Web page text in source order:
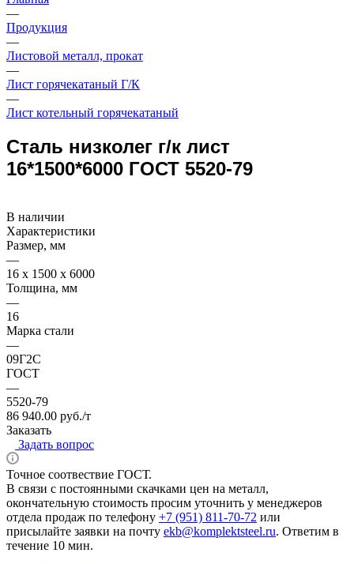
—
Продукция
—
Листовой металл, прокат
—
Лист горячекатаный Г/К
—
Лист котельный горячекатаный
Сталь низколег г/к лист
16*1500*6000 ГОСТ 5520-79
В наличии
Характеристики
Размер, мм
—
16 x 1500 x 6000
Толщина, мм
—
16
Марка стали
—
09Г2С
ГОСТ
—
5520-79
86 940.00 руб./т
Заказать
Задать вопрос
Точное соотвествие ГОСТ.
В связи с постоянными скачками цен на металл,
окончательную стоимость просим уточнить у менеджеров
отдела продаж по телефону +7 (951) 811-70-72 или
присылайте заявки на почту ekb@komplektsteel.ru. Ответим в
течение 10 мин.